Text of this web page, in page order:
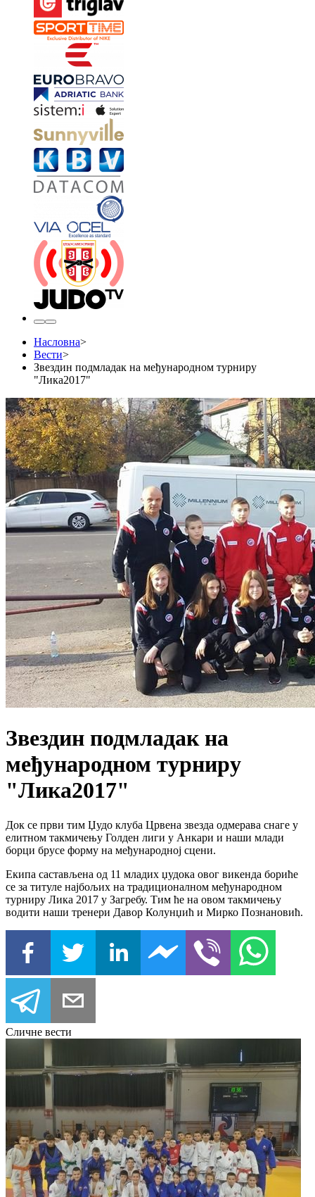
Насловна>
Вести>
Звездин подмладак на међународном турниру
"Лика2017"
Звездин подмладак на
међународном турниру
"Лика2017"
Док се први тим Џудо клуба Црвена звезда одмерава снаге у
елитном такмичењу Голден лиги у Анкари и наши млади
борци брусе форму на међународној сцени.
Екипа састављена од 11 младих џудока овог викенда бориће
се за титуле најбољих на традиционалном међународном
турниру Лика 2017 у Загребу. Тим ће на овом такмичењу
водити наши тренери Давор Колунџић и Мирко Познановић.
Сличне вести